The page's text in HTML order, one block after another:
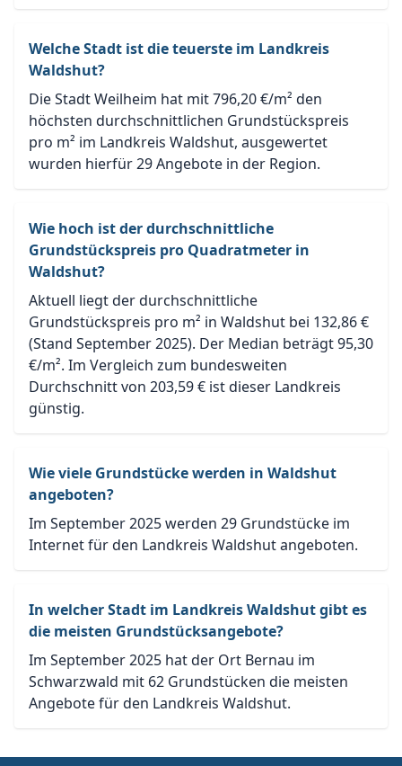
Welche Stadt ist die teuerste im Landkreis
Waldshut?
Die Stadt Weilheim hat mit 796,20 €/m² den
höchsten durchschnittlichen Grundstückspreis
pro m² im Landkreis Waldshut, ausgewertet
wurden hierfür 29 Angebote in der Region.
Wie hoch ist der durchschnittliche
Grundstückspreis pro Quadratmeter in
Waldshut?
Aktuell liegt der durchschnittliche
Grundstückspreis pro m² in Waldshut bei 132,86 €
(Stand September 2025). Der Median beträgt 95,30
€/m². Im Vergleich zum bundesweiten
Durchschnitt von 203,59 € ist dieser Landkreis
günstig.
Wie viele Grundstücke werden in Waldshut
angeboten?
Im September 2025 werden 29 Grundstücke im
Internet für den Landkreis Waldshut angeboten.
In welcher Stadt im Landkreis Waldshut gibt es
die meisten Grundstücksangebote?
Im September 2025 hat der Ort Bernau im
Schwarzwald mit 62 Grundstücken die meisten
Angebote für den Landkreis Waldshut.